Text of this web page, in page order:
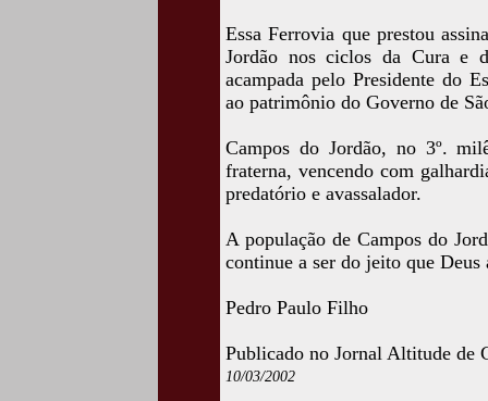
Essa Ferrovia que prestou
Jordão nos ciclos da Cura e
acampada pelo Presidente do
ao patrimônio do Governo de
Campos do Jordão, no 3º.
fraterna, vencendo com
predatório e avassalador.
A população de Campos do
continue a ser do jeito que Deus
Pedro Paulo Filho
Publicado no Jornal Altitude de
10/03/2002